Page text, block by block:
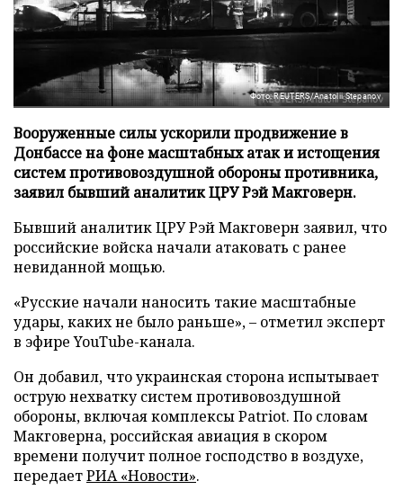
Фото: REUTERS/Anatolii Stepanov
Вооруженные силы ускорили продвижение в
Донбассе на фоне масштабных атак и истощения
систем противовоздушной обороны противника,
заявил бывший аналитик ЦРУ Рэй Макговерн.
Бывший аналитик ЦРУ Рэй Макговерн заявил, что
российские войска начали атаковать с ранее
невиданной мощью.
«Русские начали наносить такие масштабные
удары, каких не было раньше», – отметил эксперт
в эфире YouTube-канала.
Он добавил, что украинская сторона испытывает
острую нехватку систем противовоздушной
обороны, включая комплексы Patriot. По словам
Макговерна, российская авиация в скором
времени получит полное господство в воздухе,
передаетРИА «Новости».